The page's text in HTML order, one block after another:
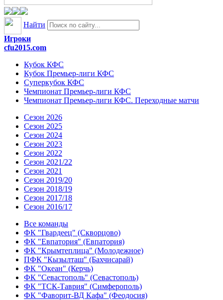
Найти
Игроки
cfu2015.com
Кубок КФС
Кубок Премьер-лиги КФС
Суперкубок КФС
Чемпионат Премьер-лиги КФС
Чемпионат Премьер-лиги КФС. Переходные матчи
Сезон 2026
Сезон 2025
Сезон 2024
Сезон 2023
Сезон 2022
Сезон 2021/22
Сезон 2021
Сезон 2019/20
Сезон 2018/19
Сезон 2017/18
Сезон 2016/17
Все команды
ФК "Гвардеец" (Скворцово)
ФК "Евпатория" (Евпатория)
ФК "Крымтеплица" (Молодежное)
ПФК "Кызылташ" (Бахчисарай)
ФК "Океан" (Керчь)
ФК "Севастополь" (Севастополь)
ФК "ТСК-Таврия" (Симферополь)
ФК "Фаворит-ВД Кафа" (Феодосия)